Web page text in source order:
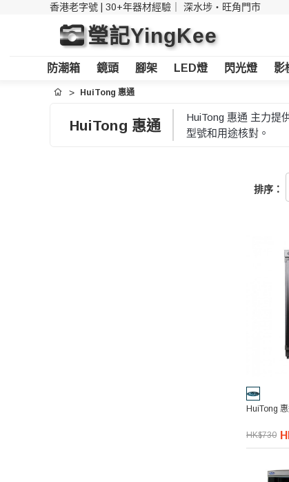
香港老字號 | 30+年器材經驗｜ 深水埗・旺角門市
瑩記YingKee
防潮箱 鏡頭 腳架 LED燈 閃光燈 影
首頁 HuiTong 惠通
HuiTong 惠通
HuiTong 惠通 主力提
型號和用途核對。
排序：
HuiTong
HK$730